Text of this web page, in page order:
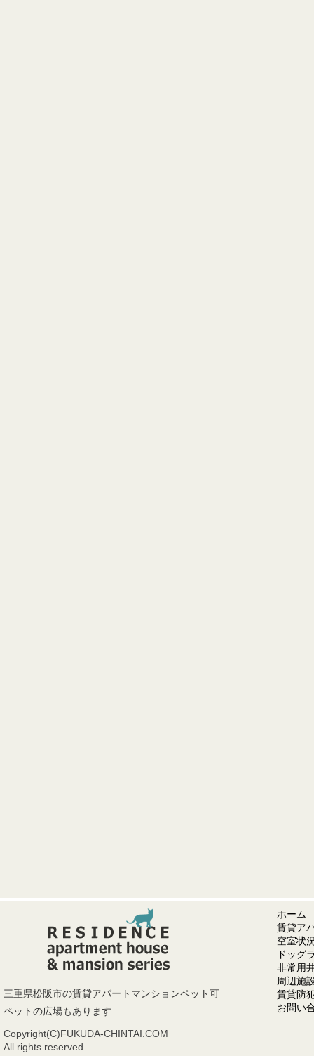
三重県松阪市の賃貸アパートマンションペット可
ペットの広場もあります
Copyright(C)FUKUDA-CHINTAI.COM
All rights reserved.
ホーム
賃貸ア
空室状
ドッグ
非常用
周辺施
賃貸防
お問い